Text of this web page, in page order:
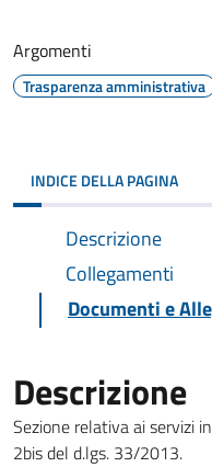
Argomenti
Trasparenza amministrativa
INDICE DELLA PAGINA
Descrizione
Collegamenti
Documenti e
Descrizione
Sezione relativa ai servizi
2bis del d.lgs. 33/2013.